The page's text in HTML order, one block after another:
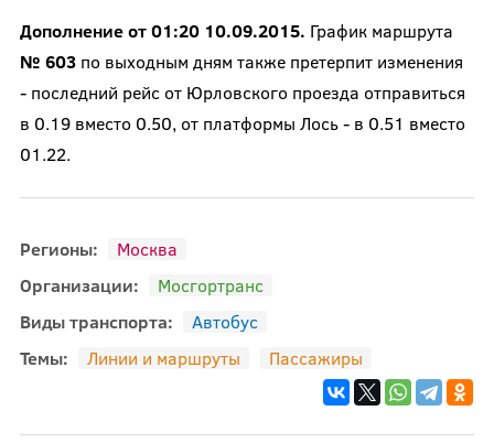
Дополнение от 01:20 10.09.2015. График маршрута
№ 603 по выходным дням также претерпит изменения
- последний рейс от Юрловского проезда отправиться
в 0.19 вместо 0.50, от платформы Лось - в 0.51 вместо
01.22.
Регионы:
Москва
Организации:
Мосгортранс
Виды транспорта:
Автобус
Темы:
Линии и маршруты Пассажиры